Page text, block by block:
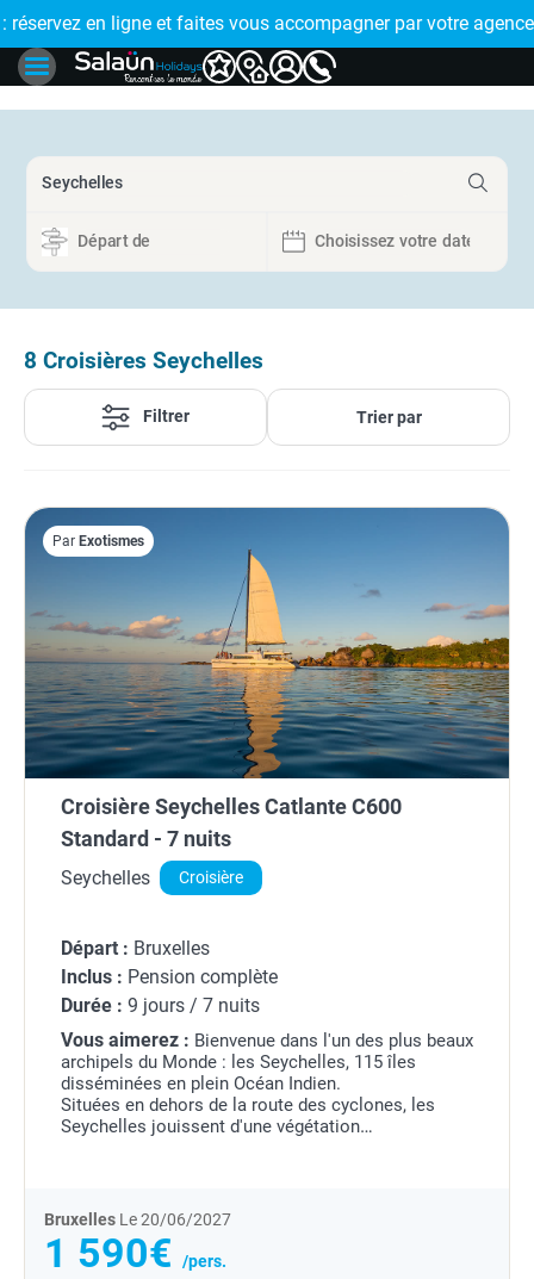
!
: réservez en ligne et faites vous accompagner par votre
🤩
8 Croisières Seychelles
Filtrer Trier par
Par Exotismes
Croisière Seychelles Catlante C600
Standard - 7 nuits
Seychelles Croisière
Départ : Bruxelles
Inclus : Pension complète
Durée : 9 jours / 7 nuits
Vous aimerez : Bienvenue dans l'un des plus beaux
archipels du Monde : les Seychelles, 115 îles
disséminées en plein Océan Indien.
Situées en dehors de la route des cyclones, les
Seychelles jouissent d'une végétation
Bruxelles Le 20/06/2027
1 590€ /pers.